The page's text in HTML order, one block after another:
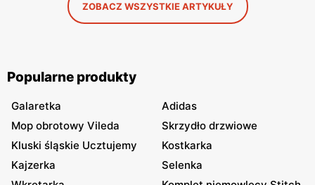
ZOBACZ WSZYSTKIE ARTYKUŁY
Popularne produkty
Galaretka
Adidas
Mop obrotowy Vileda
Skrzydło drzwiowe
Kluski śląskie Ucztujemy
Kostkarka
Kajzerka
Selenka